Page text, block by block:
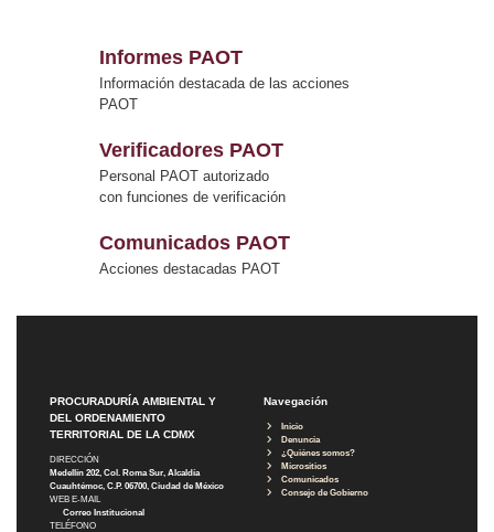
Informes PAOT
Información destacada de las acciones
PAOT
Verificadores PAOT
Personal PAOT autorizado
con funciones de verificación
Comunicados PAOT
Acciones destacadas PAOT
PROCURADURÍA AMBIENTAL Y
DEL ORDENAMIENTO
TERRITORIAL DE LA CDMX
DIRECCIÓN
Medellín 202, Col. Roma Sur, Alcaldía
Cuauhtémoc, C.P. 06700, Ciudad de México
WEB E-MAIL
Correo Institucional
TELÉFONO
Navegación
Inicio
Denuncia
¿Quiénes somos?
Micrositios
Comunicados
Consejo de Gobierno